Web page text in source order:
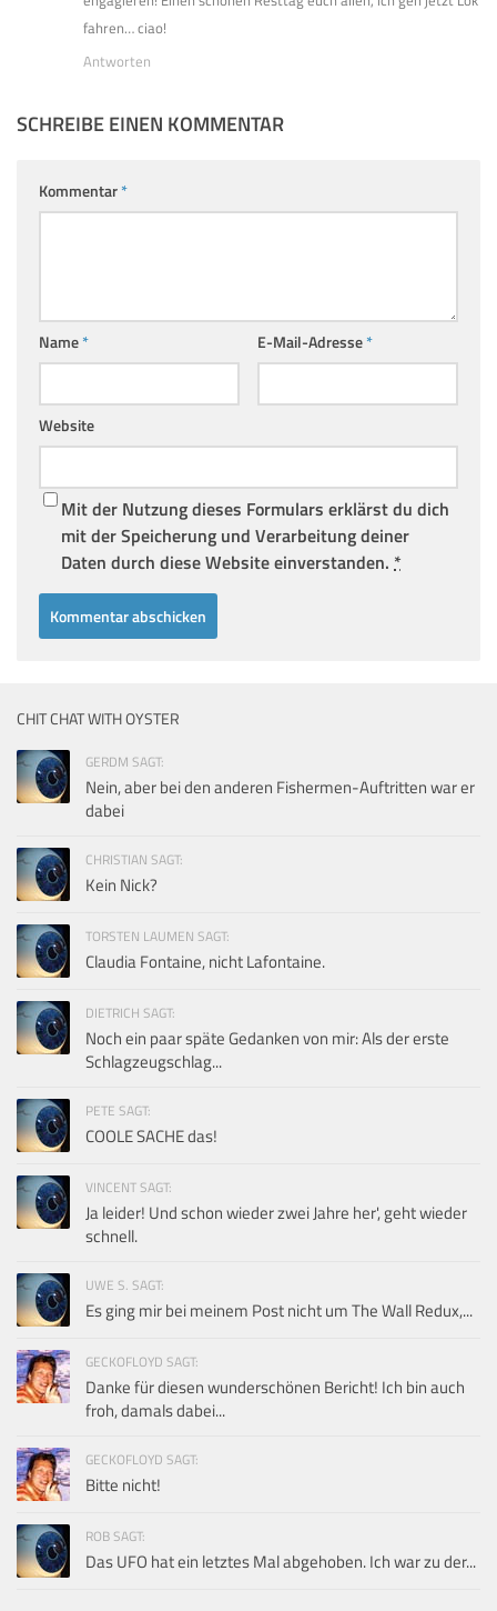
fahren… ciao!
Antworten
SCHREIBE EINEN KOMMENTAR
Kommentar*
Name* E-Mail-Adresse*
Website
Mit der Nutzung dieses Formulars erklärst du dich
mit der Speicherung und Verarbeitung deiner
Daten durch diese Website einverstanden. *
CHIT CHAT WITH OYSTER
GERDM SAGT:
Nein, aber bei den anderen Fishermen-Auftritten war er
dabei
CHRISTIAN SAGT:
Kein Nick?
TORSTEN LAUMEN SAGT:
Claudia Fontaine, nicht Lafontaine.
DIETRICH SAGT:
Noch ein paar späte Gedanken von mir: Als der erste
Schlagzeugschlag...
PETE SAGT:
COOLE SACHE das!
VINCENT SAGT:
Ja leider! Und schon wieder zwei Jahre her', geht wieder
schnell.
UWE S. SAGT:
Es ging mir bei meinem Post nicht um The Wall Redux,...
GECKOFLOYD SAGT:
Danke für diesen wunderschönen Bericht! Ich bin auch
froh, damals dabei...
GECKOFLOYD SAGT:
Bitte nicht!
ROB SAGT:
Das UFO hat ein letztes Mal abgehoben. Ich war zu der...